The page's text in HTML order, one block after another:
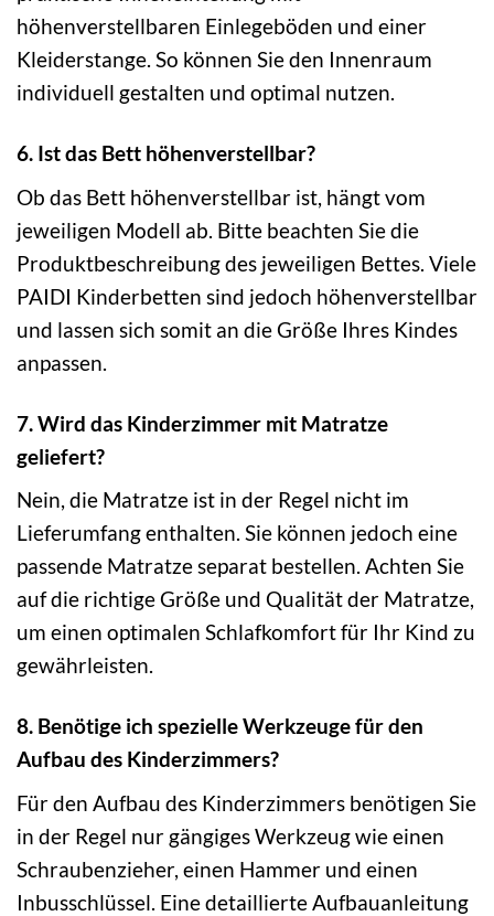
höhenverstellbaren Einlegeböden und einer
Kleiderstange. So können Sie den Innenraum
individuell gestalten und optimal nutzen.
6. Ist das Bett höhenverstellbar?
Ob das Bett höhenverstellbar ist, hängt vom
jeweiligen Modell ab. Bitte beachten Sie die
Produktbeschreibung des jeweiligen Bettes. Viele
PAIDI Kinderbetten sind jedoch höhenverstellbar
und lassen sich somit an die Größe Ihres Kindes
anpassen.
7. Wird das Kinderzimmer mit Matratze
geliefert?
Nein, die Matratze ist in der Regel nicht im
Lieferumfang enthalten. Sie können jedoch eine
passende Matratze separat bestellen. Achten Sie
auf die richtige Größe und Qualität der Matratze,
um einen optimalen Schlafkomfort für Ihr Kind zu
gewährleisten.
8. Benötige ich spezielle Werkzeuge für den
Aufbau des Kinderzimmers?
Für den Aufbau des Kinderzimmers benötigen Sie
in der Regel nur gängiges Werkzeug wie einen
Schraubenzieher, einen Hammer und einen
Inbusschlüssel. Eine detaillierte Aufbauanleitung